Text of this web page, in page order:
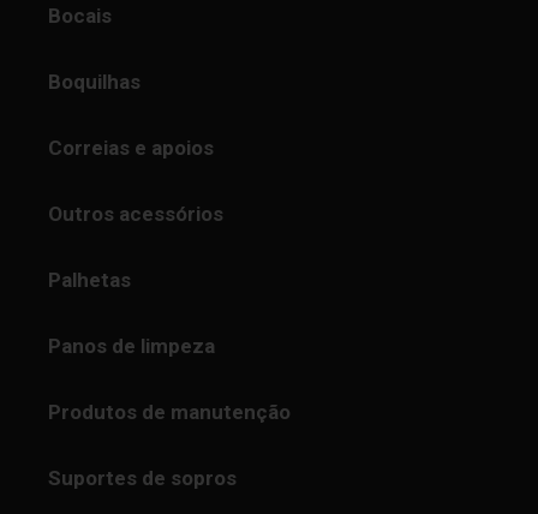
Bocais
Boquilhas
Correias e apoios
Outros acessórios
Palhetas
Panos de limpeza
Produtos de manutenção
Suportes de sopros